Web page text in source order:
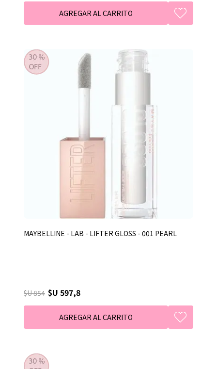
MAYBELLINE - LAB - LIFTER GLOSS - 001 PEARL
$U 854 $U 597,8